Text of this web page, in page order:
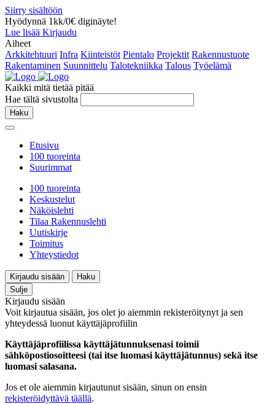
Siirry sisältöön
Hyödynnä 1kk/0€ diginäyte!
Lue lisää Kirjaudu
Aiheet
Arkkitehtuuri Infra Kiinteistöt Pientalo Projektit Rakennustuote
Rakentaminen Suunnittelu Talotekniikka Talous Työelämä
Kaikki mitä tietää pitää
Hae tältä sivustolta
Haku
Etusivu
100 tuoreinta
Suurimmat
100 tuoreinta
Keskustelut
Näköislehti
Tilaa Rakennuslehti
Uutiskirje
Toimitus
Yhteystiedot
Kirjaudu sisään
Haku
Sulje
Kirjaudu sisään
Voit kirjautua sisään, jos olet jo aiemmin rekisteröitynyt ja sen
yhteydessä luonut käyttäjäprofiilin
Käyttäjäprofiilissa käyttäjätunnuksenasi toimii
sähköpostiosoitteesi (tai itse luomasi käyttäjätunnus) sekä itse
luomasi salasana.
Jos et ole aiemmin kirjautunut sisään, sinun on ensin
rekisteröidyttävä täällä.